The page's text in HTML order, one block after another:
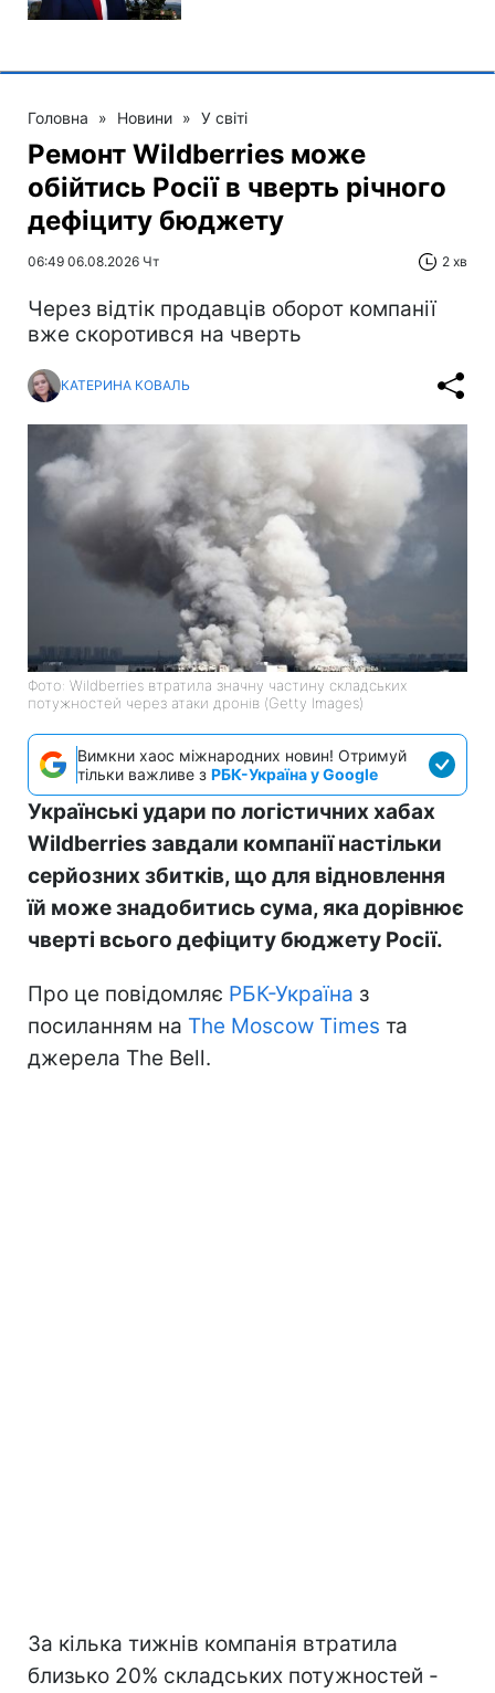
Головна » Новини » У світі
Ремонт Wildberries може
обійтись Росії в чверть річного
дефіциту бюджету
06:49 06.08.2026 Чт 2 хв
Через відтік продавців оборот компанії
вже скоротився на чверть
КАТЕРИНА КОВАЛЬ
Фото: Wildberries втратила значну частину складських
потужностей через атаки дронів (Getty Images)
Вимкни хаос міжнародних новин! Отримуй
тільки важливе з РБК-Україна у Google
Українські удари по логістичних хабах
Wildberries завдали компанії настільки
серйозних збитків, що для відновлення
їй може знадобитись сума, яка дорівнює
чверті всього дефіциту бюджету Росії.
Про це повідомляє РБК-Україна з
посиланням на The Moscow Times та
джерела The Bell.
За кілька тижнів компанія втратила
близько 20% складських потужностей -